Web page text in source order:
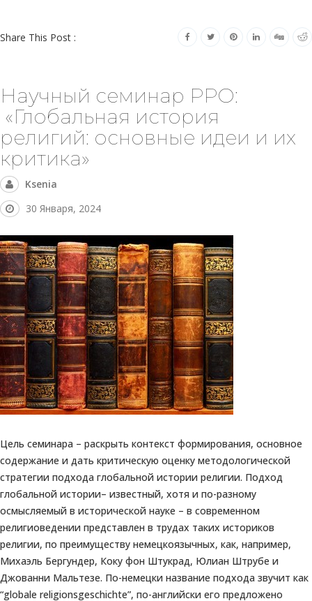
Share This Post :
Научный семинар РРО:
«Глобальная история
религий: основные идеи и их
критика»
Ksenia
30 Января, 2024
Цель семинара – раскрыть контекст формирования, основное
содержание и дать критическую оценку методологической
стратегии подхода глобальной истории религии. Подход
глобальной истории– известный, хотя и по-разному
осмысляемый в исторической науке – в современном
религиоведении представлен в трудах таких историков
религии, по преимуществу немецкоязычных, как, например,
Михаэль Бергундер, Коку фон Штукрад, Юлиан Штрубе и
Джованни Мальтезе. По-немецки название подхода звучит как
“globale religionsgeschichte”, по-английски его предложено